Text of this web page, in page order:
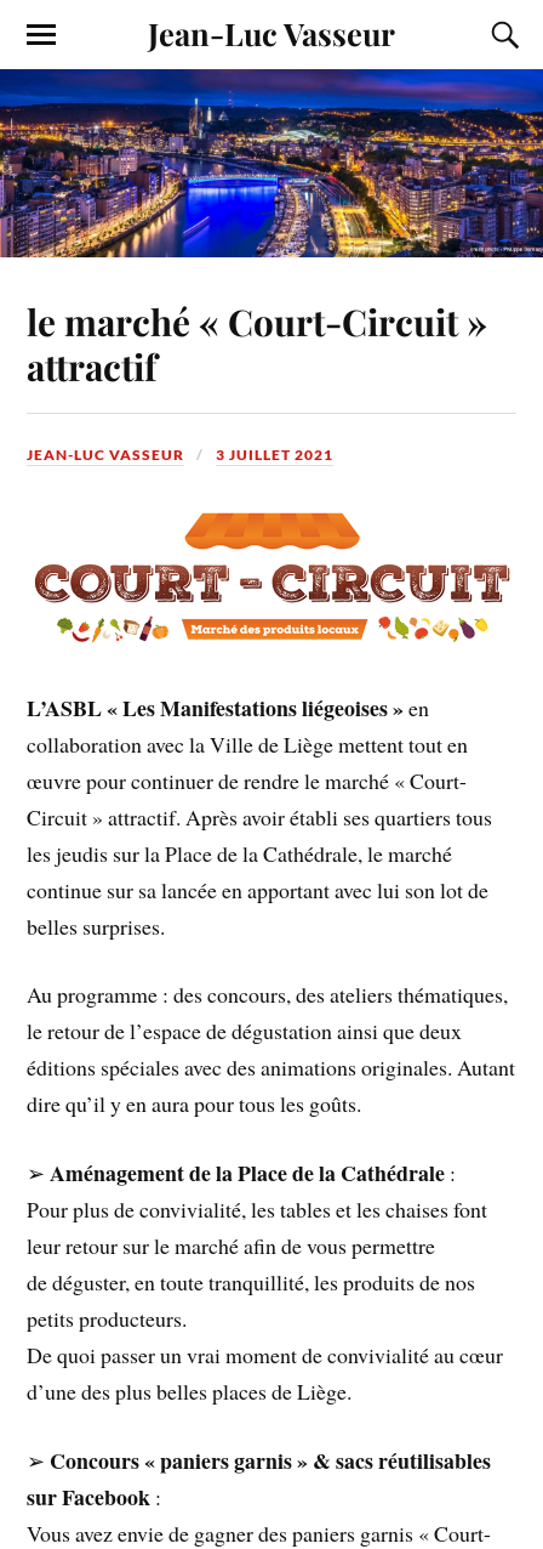
Jean-Luc Vasseur
le marché « Court-Circuit »
attractif
JEAN-LUC VASSEUR 3 JUILLET 2021
L’ASBL « Les Manifestations liégeoises »en
collaboration avec la Ville de Liège mettent tout en
œuvre pour continuer de rendre le marché « Court-
Circuit » attractif. Après avoir établi ses quartiers tous
les jeudis sur la Place de la Cathédrale, le marché
continue sur sa lancée en apportant avec lui son lot de
belles surprises.
Au programme : des concours, des ateliers thématiques,
le retour de l’espace de dégustation ainsi que deux
éditions spéciales avec des animations originales. Autant
dire qu’il y en aura pour tous les goûts.
➢Aménagement de la Place de la Cathédrale :
Pour plus de convivialité, les tables et les chaises font
leur retour sur le marché afin de vous permettre
de déguster, en toute tranquillité, les produits de nos
petits producteurs.
De quoi passer un vrai moment de convivialité au cœur
d’une des plus belles places de Liège.
➢ Concours « paniers garnis » & sacs réutilisables
sur Facebook :
Vous avez envie de gagner des paniers garnis « Court-